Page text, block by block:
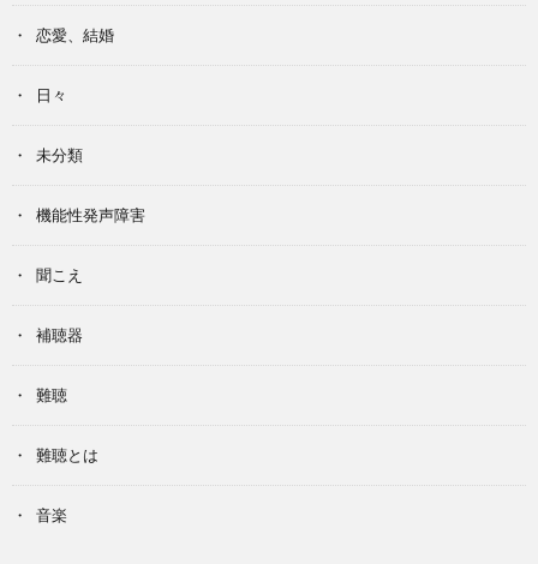
恋愛、結婚
日々
未分類
機能性発声障害
聞こえ
補聴器
難聴
難聴とは
音楽